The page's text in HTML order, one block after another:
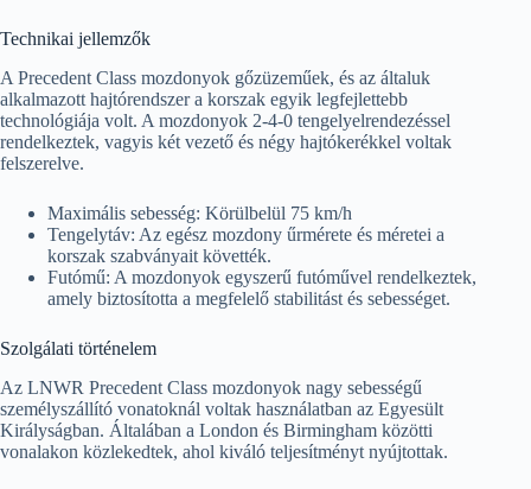
Technikai jellemzők
A Precedent Class mozdonyok gőzüzeműek, és az általuk
alkalmazott hajtórendszer a korszak egyik legfejlettebb
technológiája volt. A mozdonyok 2-4-0 tengelyelrendezéssel
rendelkeztek, vagyis két vezető és négy hajtókerékkel voltak
felszerelve.
Maximális sebesség: Körülbelül 75 km/h
Tengelytáv: Az egész mozdony űrmérete és méretei a
korszak szabványait követték.
Futómű: A mozdonyok egyszerű futóművel rendelkeztek,
amely biztosította a megfelelő stabilitást és sebességet.
Szolgálati történelem
Az LNWR Precedent Class mozdonyok nagy sebességű
személyszállító vonatoknál voltak használatban az Egyesült
Királyságban. Általában a London és Birmingham közötti
vonalakon közlekedtek, ahol kiváló teljesítményt nyújtottak.